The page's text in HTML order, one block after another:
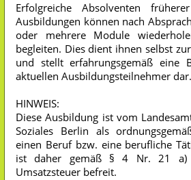
Erfolgreiche Absolventen
Ausbildungen können nach
oder mehrere Module
begleiten. Dies dient ihnen selbst
und stellt erfahrungsgemäß eine
aktuellen Ausbildungsteilnehmer dar.
HINWEIS:
Diese Ausbildung ist vom
Soziales Berlin als
einen Beruf bzw. eine berufliche
ist daher gemäß § 4 Nr. 21 a)
Umsatzsteuer befreit.